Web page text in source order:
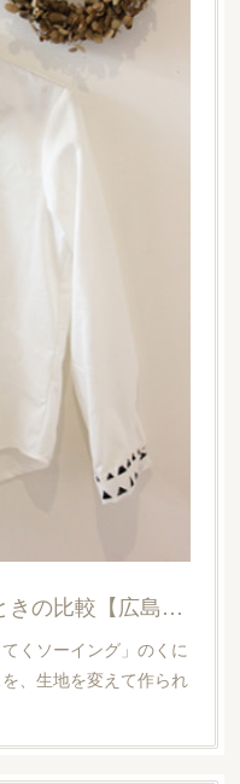
同じ型紙で生地を変えたときの比較【広島洋裁教室・てくてくソーイング】
くソーイング」のくに
、生地を変えて作られ